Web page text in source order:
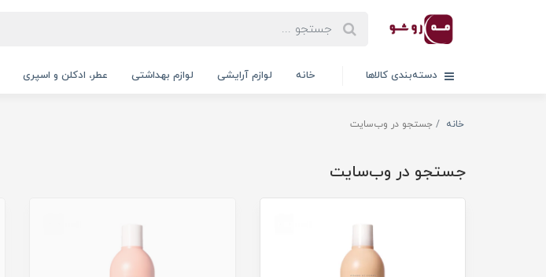
دسته‌بندی کالاها خانه لوازم آرایشی لوازم بهداشتی عطر، ادکلن و اسپری
خانه جستجو در وب‌سایت
جستجو در وب‌سایت